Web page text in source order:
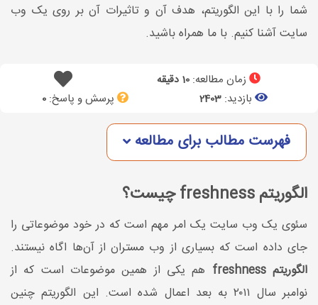
شما را با این الگوریتم، هدف آن و تاثیرات آن بر روی یک وب
سایت آشنا کنیم. با ما همراه باشید.
زمان مطالعه:10 دقیقه
بازدید:2403 پرسش و پاسخ:0
فهرست مطالب برای مطالعه
الگوریتم freshness چیست؟
سئوی یک وب سایت یک امر مهم است که در خود موضوعاتی را
جای داده است که بسیاری از وب مستران از آن‌ها اگاه نیستند.
الگوریتم freshness
هم یکی از همین موضوعات است که از
نوامبر سال ۲۰۱۱ به بعد اعمال شده است. این الگوریتم چنین